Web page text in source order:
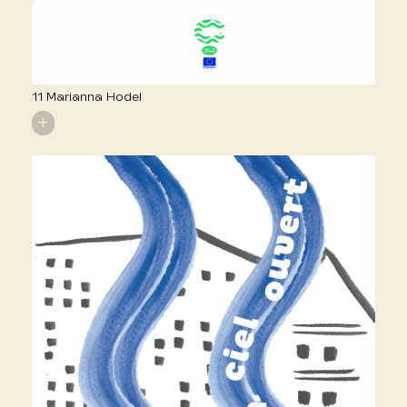
11 Marianna Hodel
+